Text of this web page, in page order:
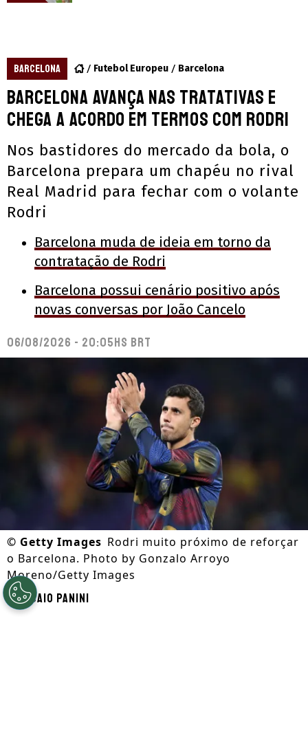
BARCELONA Futebol Europeu Barcelona
Barcelona avança nas tratativas e
chega a acordo em termos com Rodri
Nos bastidores do mercado da bola, o
Barcelona prepara um chapéu no rival
Real Madrid para fechar com o volante
Rodri
Barcelona muda de ideia em torno da
contratação de Rodri
Barcelona possui cenário positivo após
novas conversas por João Cancelo
06/08/2026 - 20:05hs BRT
© Getty Images Rodri muito próximo de reforçar
o Barcelona. Photo by Gonzalo Arroyo
Moreno/Getty Images
PorCaio Panini